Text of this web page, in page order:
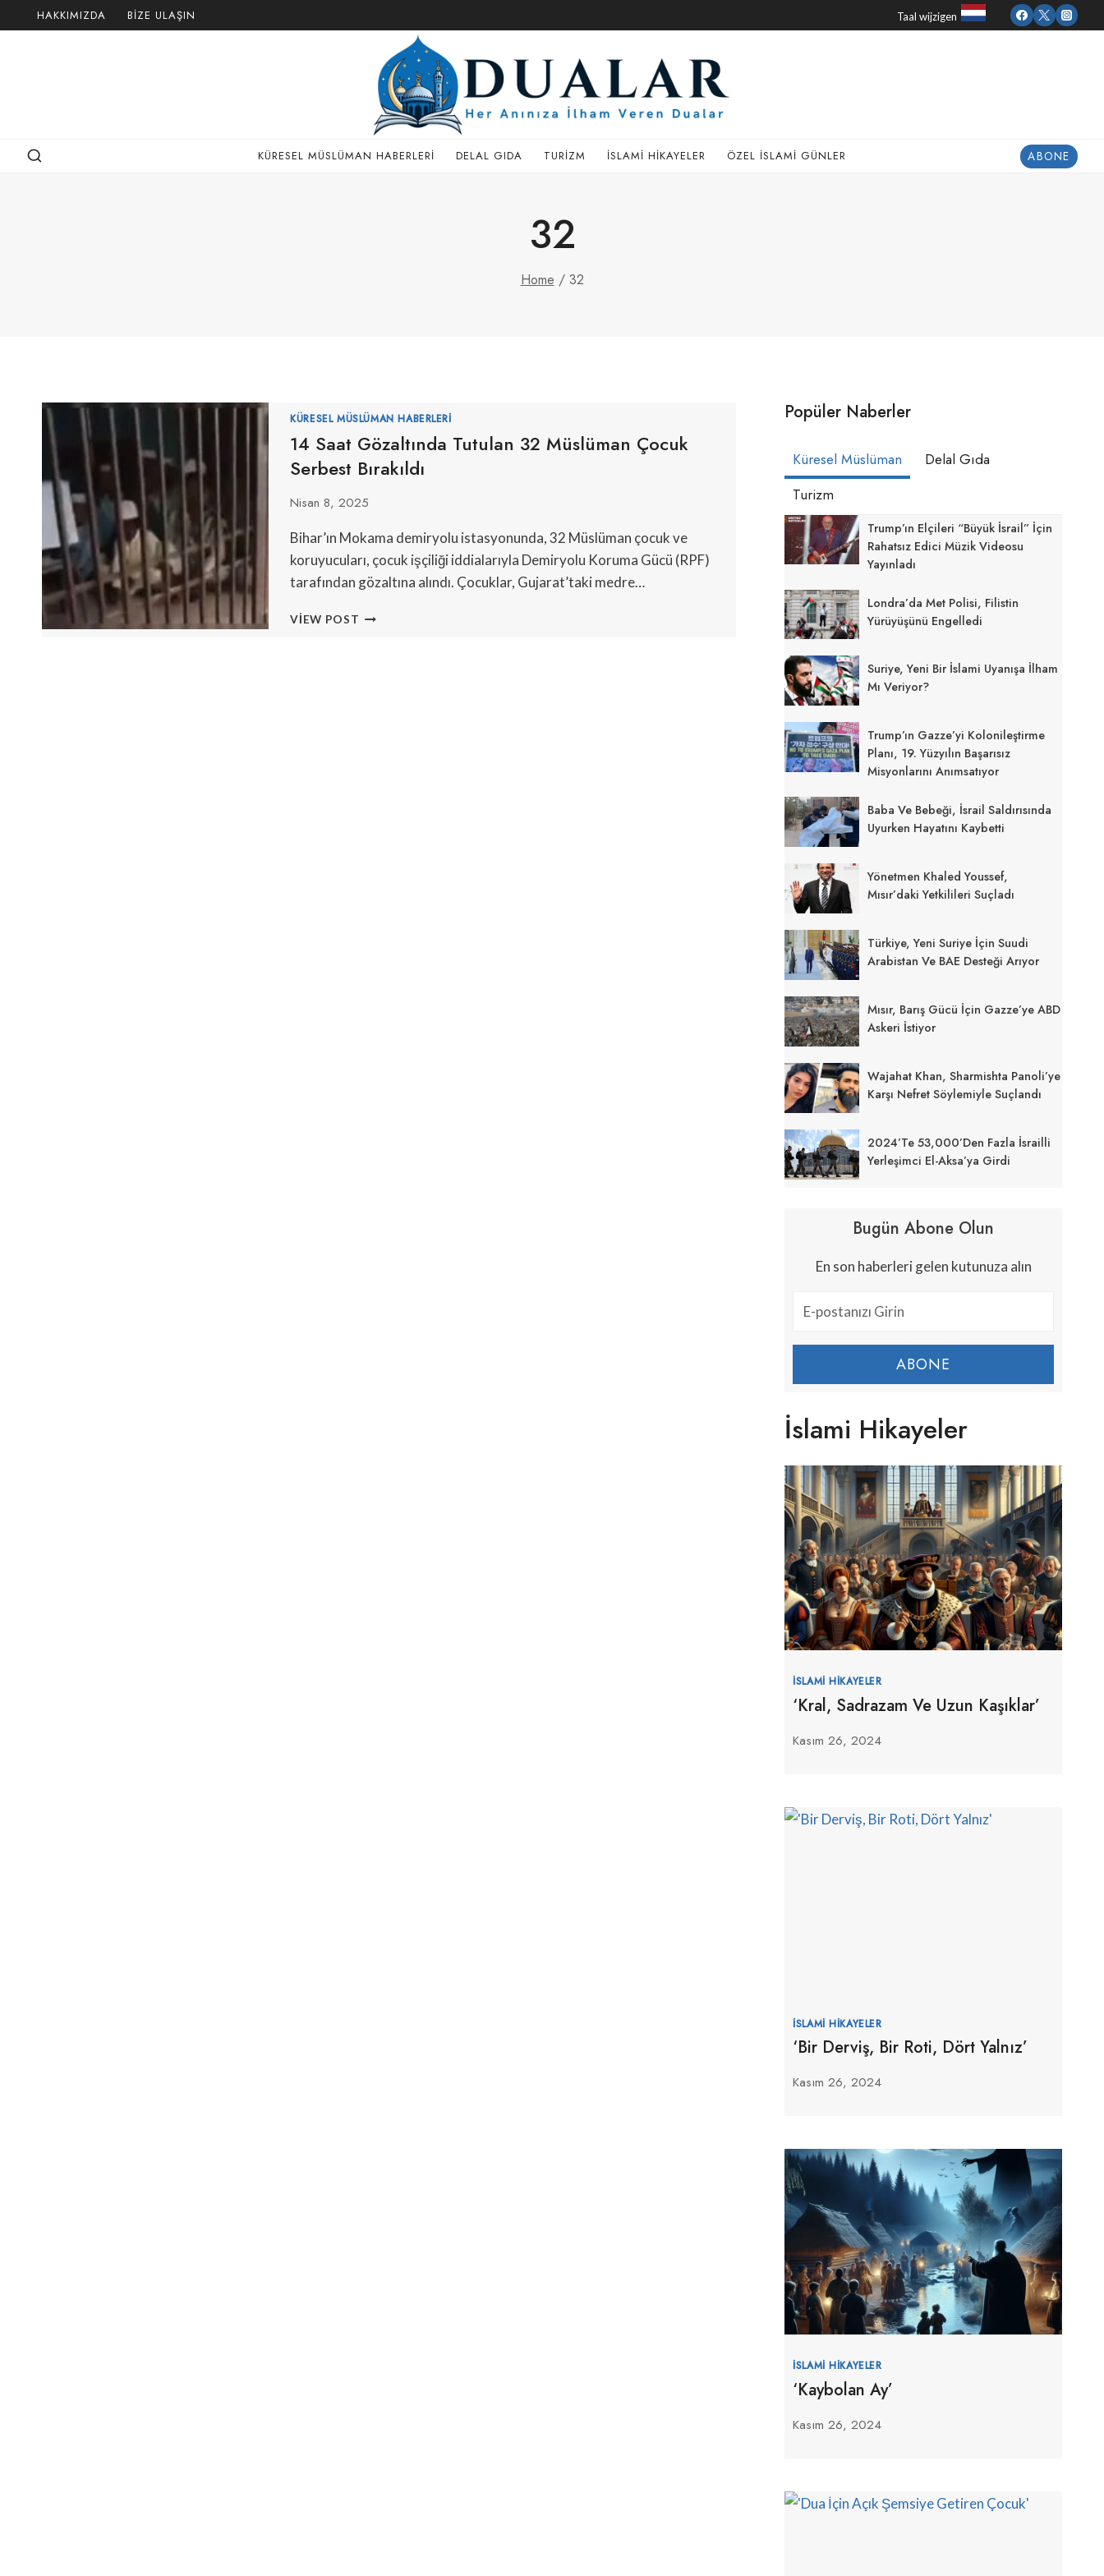
to
HAKKIMIZDA BIZE ULAŞIN Taal wijzigen
KÜRESEL MÜSLÜMAN HABERLERI DELAL GIDA TURIZM İSLAMI HIKAYELER ÖZEL İSLAMI GÜNLER ABONE
32
Home / 32
KÜRESEL MÜSLÜMAN HABERLERI
14 Saat Gözaltında Tutulan 32 Müslüman Çocuk
Serbest Bırakıldı
Nisan 8, 2025
Bihar’ın Mokama demiryolu istasyonunda, 32 Müslüman çocuk ve
koruyucuları, çocuk işçiliği iddialarıyla Demiryolu Koruma Gücü (RPF)
tarafından gözaltına alındı. Çocuklar, Gujarat’taki medre…
VIEW POST
Popüler Naberler
Küresel Müslüman
Delal Gıda
Turizm
Trump’ın Elçileri “Büyük İsrail” İçin
Rahatsız Edici Müzik Videosu
Yayınladı
Londra’da Met Polisi, Filistin
Yürüyüşünü Engelledi
Suriye, Yeni Bir İslami Uyanışa İlham
Mı Veriyor?
Trump’ın Gazze’yi Kolonileştirme
Planı, 19. Yüzyılın Başarısız
Misyonlarını Anımsatıyor
Baba Ve Bebeği, İsrail Saldırısında
Uyurken Hayatını Kaybetti
Yönetmen Khaled Youssef,
Mısır’daki Yetkilileri Suçladı
Türkiye, Yeni Suriye İçin Suudi
Arabistan Ve BAE Desteği Arıyor
Mısır, Barış Gücü İçin Gazze’ye ABD
Askeri İstiyor
Wajahat Khan, Sharmishta Panoli’ye
Karşı Nefret Söylemiyle Suçlandı
2024’te 53,000’den Fazla İsrailli
Yerleşimci El-Aksa’ya Girdi
Bugün Abone Olun
En son haberleri gelen kutunuza alın
ABONE
İslami Hikayeler
İSLAMI HIKAYELER
‘Kral, Sadrazam Ve Uzun Kaşıklar’
Kasım 26, 2024
İSLAMI HIKAYELER
‘Bir Derviş, Bir Roti, Dört Yalnız’
Kasım 26, 2024
İSLAMI HIKAYELER
‘Kaybolan Ay’
Kasım 26, 2024